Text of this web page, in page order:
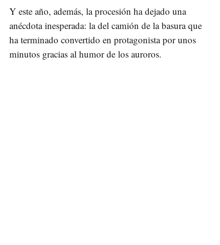
Y este año, además, la procesión ha dejado una
anécdota inesperada: la del camión de la basura que
ha terminado convertido en protagonista por unos
minutos gracias al humor de los auroros.